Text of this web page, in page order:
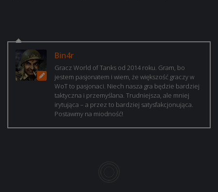
Bin4r
Gracz World of Tanks od 2014 roku. Gram, bo
jestem pasjonatem i wiem, że większość graczy w
WoT to pasjonaci. Niech nasza gra będzie bardziej
taktyczna i przemyślana. Trudniejsza, ale mniej
irytująca – a przez to bardziej satysfakcjonująca.
Postawmy na miodność!